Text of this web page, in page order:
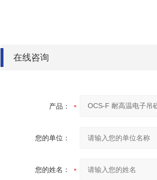
在线咨询
产品：
您的单位：
您的姓名：